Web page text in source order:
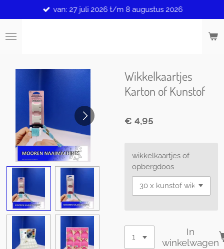
direct
naar
de
van: 27 juli 2026 t/m 8 augustus 2026
Wikkelkaartjes
Karton of Kunstof
€ 4,95
wikkelkaartjes of
opbergdoos
In
winkelwagen